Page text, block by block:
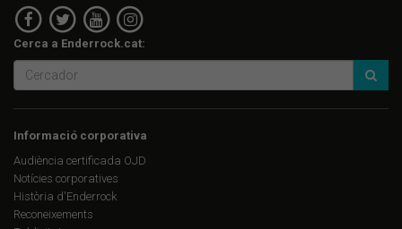
Cerca a Enderrock.cat:
Informació corporativa
Audiència certificada OJD
Notícies corporatives
Història d'Enderrock
Reconeixements